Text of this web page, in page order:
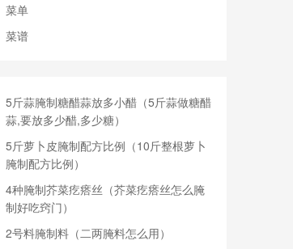
菜单
菜谱
5斤蒜腌制糖醋蒜放多小醋（5斤蒜做糖醋
蒜,要放多少醋,多少糖）
5斤萝卜皮腌制配方比例（10斤整根萝卜
腌制配方比例）
4种腌制芥菜疙瘩丝（芥菜疙瘩丝怎么腌
制好吃窍门）
2号料腌制料（二两腌料怎么用）